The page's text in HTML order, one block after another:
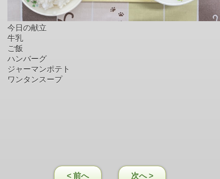
今日の献立
牛乳
ご飯
ハンバーグ
ジャーマンポテト
ワンタンスープ
< 前へ 次へ >